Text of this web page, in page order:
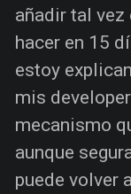
añadir tal vez
hacer en 15
estoy
mis
mecanismo
aunque
puede volver